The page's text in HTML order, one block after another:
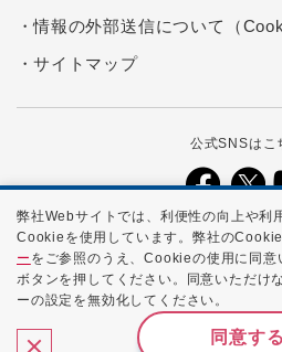
情報の外部送信について（
サイトマップ
公式SNSはこ
本ホームページに記載する会社名、商品
商号、登録商標、または商標です。
Copyright ©2026 NTTPC
弊社Webサイトでは、利便性の向上や利
Cookieを使用しています。弊社の
ー をご参照のうえ、Cookieの使用に同意
ボタンを押してください。同意いただけ
ーの設定を無効化してください。
同意する